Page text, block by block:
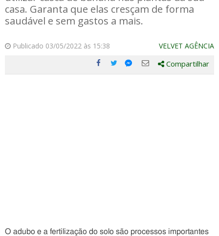
casa. Garanta que elas cresçam de forma
saudável e sem gastos a mais.
Publicado 03/05/2022 às 15:38 VELVET AGÊNCIA
Compartilhe
Compartilhe
Compartilhe
Compartilhe
Compartilhar
O adubo e a fertilização do solo são processos importantes